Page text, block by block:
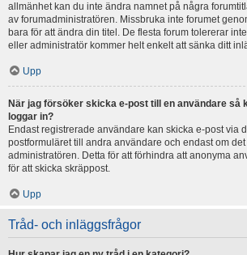
allmänhet kan du inte ändra namnet på några
av forumadministratören. Missbruka inte forumet
bara för att ändra din titel. De flesta forum tolererar
eller administratör kommer helt enkelt att sänka ditt
Upp
När jag försöker skicka e-post till en användare så
loggar in?
Endast registrerade användare kan skicka e-post via
postformuläret till andra användare och endast om
administratören. Detta för att förhindra att anonyma
för att skicka skräppost.
Upp
Tråd- och inläggsfrågor